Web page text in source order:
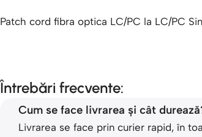
Patch cord fibra optica LC/PC la LC/PC
Întrebări frecvente:
Cum se face livrarea și cât
Livrarea se face prin curier rapid, în